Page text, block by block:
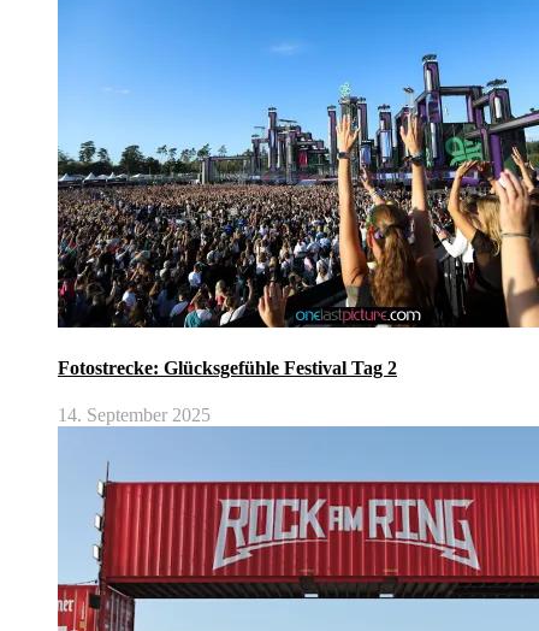
Fotostrecke: Glücksgefühle Festival Tag 2
14. September 2025